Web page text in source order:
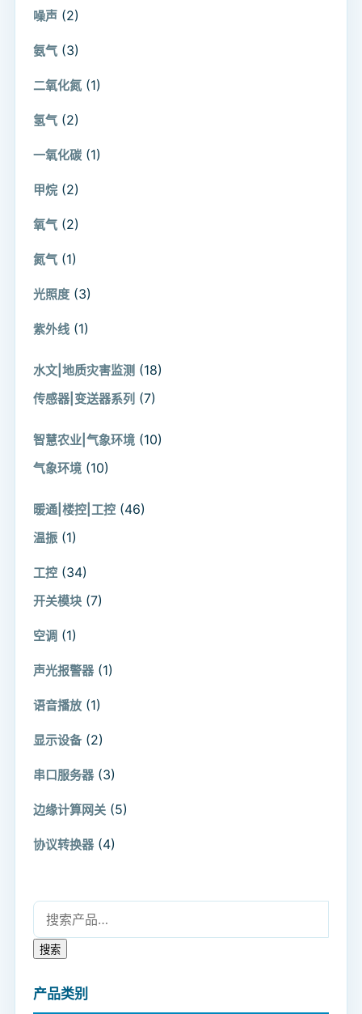
噪声 (2)
氨气 (3)
二氧化氮 (1)
氢气 (2)
一氧化碳 (1)
甲烷 (2)
氧气 (2)
氮气 (1)
光照度 (3)
紫外线 (1)
水文|地质灾害监测 (18)
传感器|变送器系列 (7)
智慧农业|气象环境 (10)
气象环境 (10)
暖通|楼控|工控 (46)
温振 (1)
工控 (34)
开关模块 (7)
空调 (1)
声光报警器 (1)
语音播放 (1)
显示设备 (2)
串口服务器 (3)
边缘计算网关 (5)
协议转换器 (4)
搜索：
搜索
产品类别